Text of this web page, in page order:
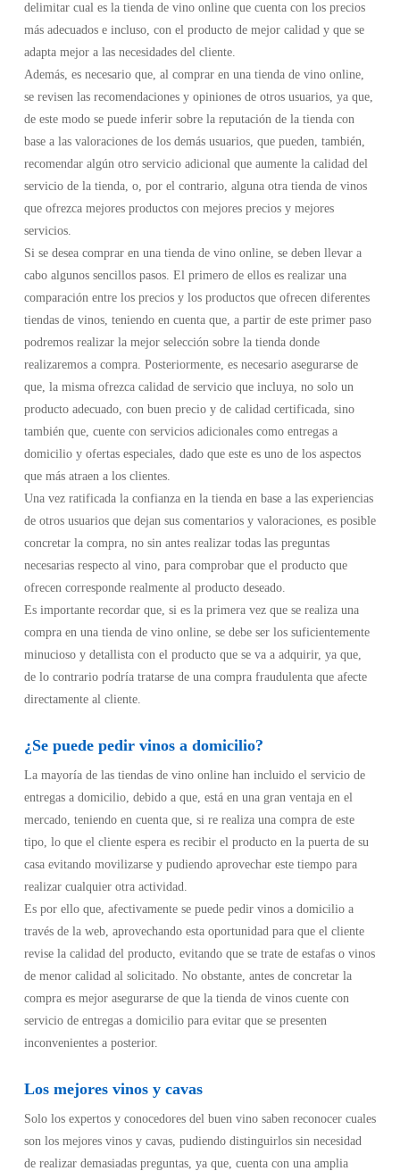
delimitar cual es la tienda de vino online que cuenta con los precios
más adecuados e incluso, con el producto de mejor calidad y que se
adapta mejor a las necesidades del cliente.
Además, es necesario que, al comprar en una tienda de vino online,
se revisen las recomendaciones y opiniones de otros usuarios, ya que,
de este modo se puede inferir sobre la reputación de la tienda con
base a las valoraciones de los demás usuarios, que pueden, también,
recomendar algún otro servicio adicional que aumente la calidad del
servicio de la tienda, o, por el contrario, alguna otra tienda de vinos
que ofrezca mejores productos con mejores precios y mejores
servicios.
Si se desea comprar en una tienda de vino online, se deben llevar a
cabo algunos sencillos pasos. El primero de ellos es realizar una
comparación entre los precios y los productos que ofrecen diferentes
tiendas de vinos, teniendo en cuenta que, a partir de este primer paso
podremos realizar la mejor selección sobre la tienda donde
realizaremos a compra. Posteriormente, es necesario asegurarse de
que, la misma ofrezca calidad de servicio que incluya, no solo un
producto adecuado, con buen precio y de calidad certificada, sino
también que, cuente con servicios adicionales como entregas a
domicilio y ofertas especiales, dado que este es uno de los aspectos
que más atraen a los clientes.
Una vez ratificada la confianza en la tienda en base a las experiencias
de otros usuarios que dejan sus comentarios y valoraciones, es posible
concretar la compra, no sin antes realizar todas las preguntas
necesarias respecto al vino, para comprobar que el producto que
ofrecen corresponde realmente al producto deseado.
Es importante recordar que, si es la primera vez que se realiza una
compra en una tienda de vino online, se debe ser los suficientemente
minucioso y detallista con el producto que se va a adquirir, ya que,
de lo contrario podría tratarse de una compra fraudulenta que afecte
directamente al cliente.
¿Se puede pedir vinos a domicilio?
La mayoría de las tiendas de vino online han incluido el servicio de
entregas a domicilio, debido a que, está en una gran ventaja en el
mercado, teniendo en cuenta que, si re realiza una compra de este
tipo, lo que el cliente espera es recibir el producto en la puerta de su
casa evitando movilizarse y pudiendo aprovechar este tiempo para
realizar cualquier otra actividad.
Es por ello que, afectivamente se puede pedir vinos a domicilio a
través de la web, aprovechando esta oportunidad para que el cliente
revise la calidad del producto, evitando que se trate de estafas o vinos
de menor calidad al solicitado. No obstante, antes de concretar la
compra es mejor asegurarse de que la tienda de vinos cuente con
servicio de entregas a domicilio para evitar que se presenten
inconvenientes a posterior.
Los mejores vinos y cavas
Solo los expertos y conocedores del buen vino saben reconocer cuales
son los mejores vinos y cavas, pudiendo distinguirlos sin necesidad
de realizar demasiadas preguntas, ya que, cuenta con una amplia